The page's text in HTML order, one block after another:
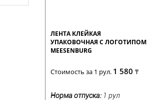
ЛЕНТА КЛЕЙКАЯ
УПАКОВОЧНАЯ С ЛОГОТИПОМ
MEESENBURG
Стоимость за 1 рул. 1 580 ₸
Норма отпуска:1 рул